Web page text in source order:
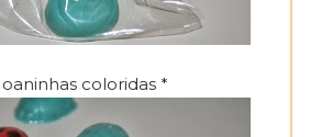
coloridas *